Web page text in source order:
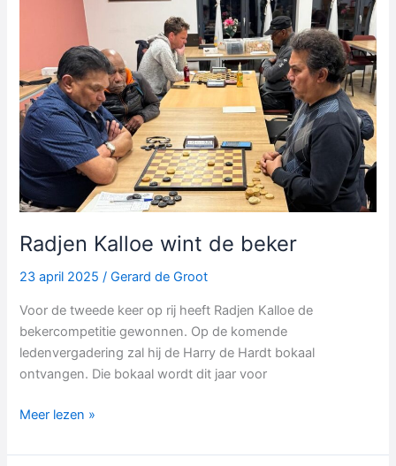
Radjen Kalloe wint de beker
23 april 2025/Gerard de Groot
Voor de tweede keer op rij heeft Radjen Kalloe de
bekercompetitie gewonnen. Op de komende
ledenvergadering zal hij de Harry de Hardt bokaal
ontvangen. Die bokaal wordt dit jaar voor
Radjen
wint
Meer lezen »